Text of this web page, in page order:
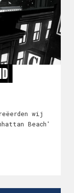
wij
Beach'